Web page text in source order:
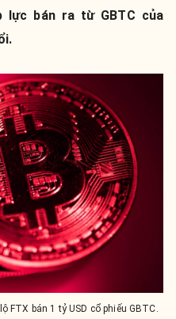
lực bán ra từ GBTC của
FTX bán 1 tỷ USD cổ phiếu GBTC.